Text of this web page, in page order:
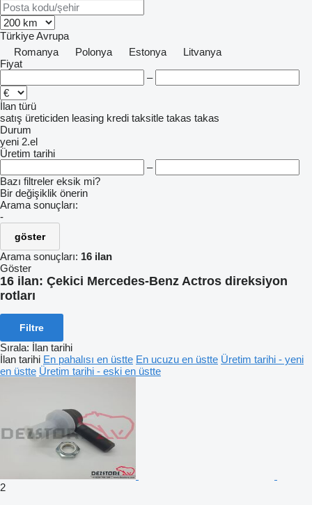
TürkiyeAvrupa
Romanya
Polonya Estonya
Litvanya
Fiyat
–
İlan türü
satış üreticiden leasing kredi taksitle takas takas
Durum
yeni 2.el
Üretim tarihi
–
Bazı filtreler eksik mi?
Bir değişiklik önerin
Arama sonuçları:
-
göster
Arama sonuçları: 16 ilan
Göster
16 ilan: Çekici Mercedes-Benz Actros direksiyon
rotları
Filtre
Sırala: İlan tarihi
İlan tarihi En pahalısı en üstte En ucuzu en üstte Üretim tarihi - yeni
en üstte Üretim tarihi - eski en üstte
2